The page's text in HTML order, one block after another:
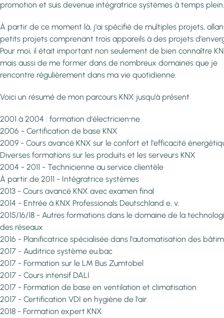
promotion et suis devenue intégratrice systèmes à temps plein.
À partir de ce moment là, j'ai spécifié de multiples projets,
petits projets comprenant trois appareils à des projets
Pour moi, il était important non seulement de bien connaître
mais aussi de me former dans de nombreux domaines que je
rencontre régulièrement dans ma vie quotidienne.
Voici un résumé de mon parcours KNX jusqu'à présent
2001 à 2004 : formation d'électricien⸱ne
2006 - Certification de base KNX
2009 - Cours avancé KNX sur le confort et l'efficacité
Diverses formations sur les produits et les serveurs KNX
2004 - 2011 - Technicienne au service clientèle
À partir de 2011 - Intégratrice systèmes
2013 - Cours avancé KNX avec examen final
2014 - Entrée à KNX Professionals Deutschland e. v.
2015/16/18 - Autres formations dans le domaine de la
des réseaux
2016 - Planificatrice spécialisée dans l'automatisation des
2017 - Auditrice système eu.bac
2017 - Formation sur le LM Bus Zumtobel
2017 - Cours intensif DALI
2017 - Formation de base en ventilation et climatisation
2017 - Certification VDI en hygiène de l'air
2018 - Formation expert KNX